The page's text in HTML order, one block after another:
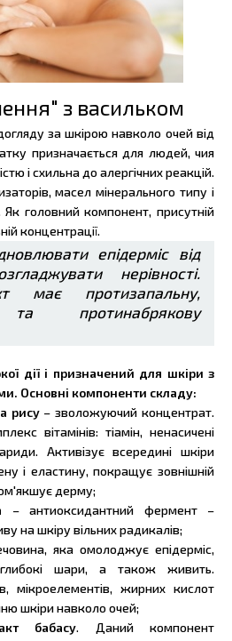
з васильком
за шкірою навколо очей від
призначається для людей, чия
і схильна до алергічних реакцій.
масел мінерального типу і
Як головний компонент, присутній
концентрації.
епідерміс від
нерівності.
має протизапальну,
та протинабрякову
дії і призначений для шкіри з
Основні компоненти складу:
рису– зволожуючий концентрат.
вітамінів: тіамін, ненасичені
Активізує всередині шкіри
і еластину, покращує зовнішній
дерму;
– антиоксидантний фермент –
на шкіру вільних радикалів;
яка омолоджує епідерміс,
шари, а також живить.
мікроелементів, жирних кислот
шкіри навколо очей;
бабасу. Даний компонент